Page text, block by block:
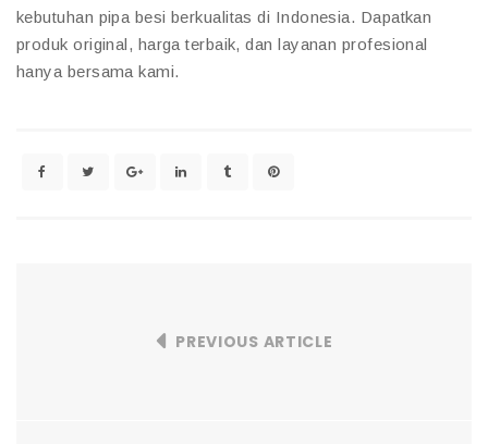
kebutuhan pipa besi berkualitas di Indonesia. Dapatkan
produk original, harga terbaik, dan layanan profesional
hanya bersama kami.
PREVIOUS ARTICLE